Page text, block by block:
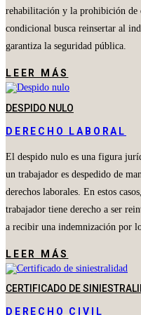
rehabilitación y la prohibición de
condicional busca reinsertar al
garantiza la seguridad pública.
LEER MÁS
DESPIDO NULO
DERECHO LABORAL
El despido nulo es una figura
un trabajador es despedido de
derechos laborales. En estos
trabajador tiene derecho a ser
a recibir una indemnización por
LEER MÁS
CERTIFICADO DE
DERECHO CIVIL